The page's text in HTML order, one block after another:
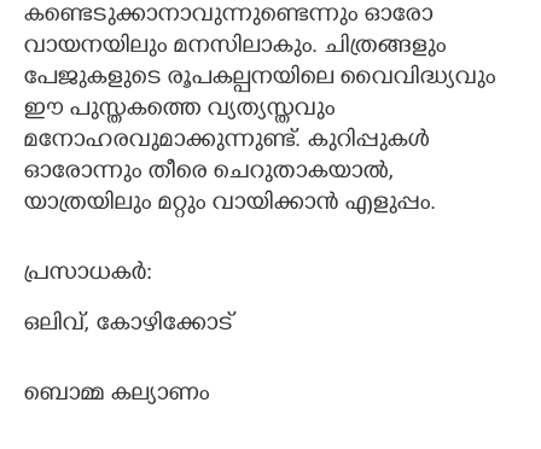
കണ്ടെടുക്കാനാവുന്നുണ്ടെന്നും ഓരോ
വായനയിലും മനസിലാകും. ചിത്രങ്ങളും
പേജുകളുടെ രൂപകല്പനയിലെ വൈവിദ്ധ്യവും
ഈ പുസ്തകത്തെ വ്യത്യസ്തവും
മനോഹരവുമാക്കുന്നുണ്ട്. കുറിപ്പുകൾ
ഓരോന്നും തീരെ ചെറുതാകയാൽ,​
യാത്രയിലും മറ്റും വായിക്കാൻ എളുപ്പം.
പ്രസാധകർ:
ഒലിവ്,​ കോഴിക്കോട്
ബൊമ്മ കല്യാണം